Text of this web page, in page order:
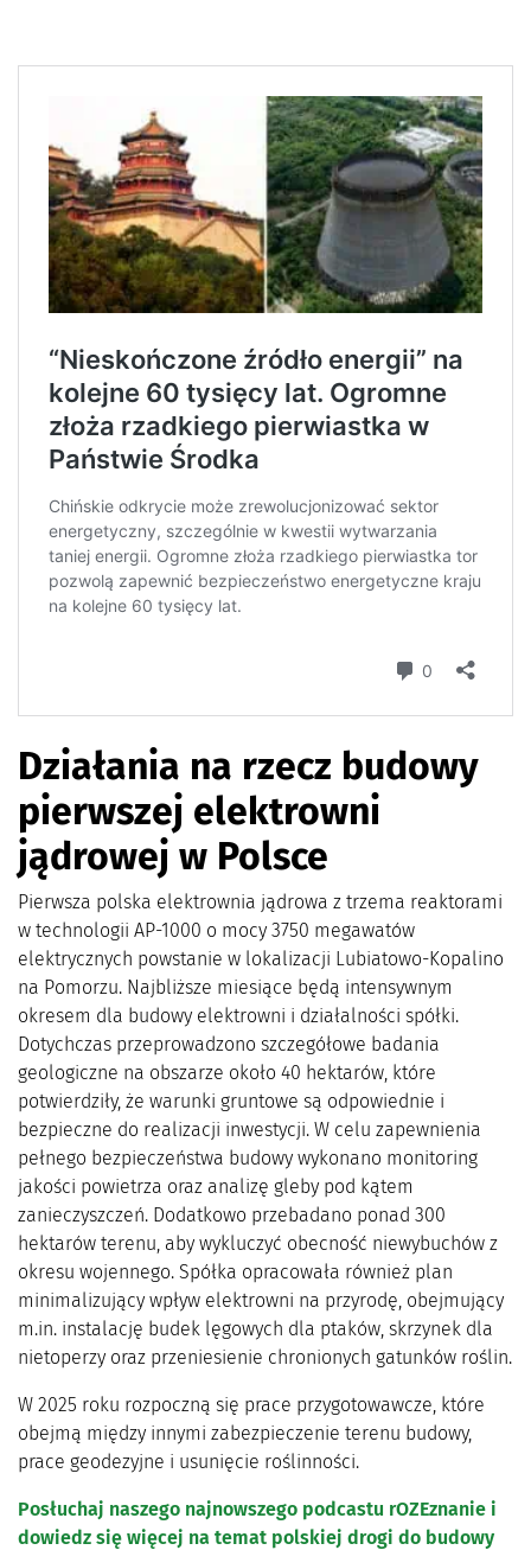
Działania na rzecz budowy
pierwszej elektrowni
jądrowej w Polsce
Pierwsza polska elektrownia jądrowa z trzema reaktorami
w technologii AP-1000 o mocy 3750 megawatów
elektrycznych powstanie w lokalizacji Lubiatowo-Kopalino
na Pomorzu. Najbliższe miesiące będą intensywnym
okresem dla budowy elektrowni i działalności spółki.
Dotychczas przeprowadzono szczegółowe badania
geologiczne na obszarze około 40 hektarów, które
potwierdziły, że warunki gruntowe są odpowiednie i
bezpieczne do realizacji inwestycji. W celu zapewnienia
pełnego bezpieczeństwa budowy wykonano monitoring
jakości powietrza oraz analizę gleby pod kątem
zanieczyszczeń. Dodatkowo przebadano ponad 300
hektarów terenu, aby wykluczyć obecność niewybuchów z
okresu wojennego. Spółka opracowała również plan
minimalizujący wpływ elektrowni na przyrodę, obejmujący
m.in. instalację budek lęgowych dla ptaków, skrzynek dla
nietoperzy oraz przeniesienie chronionych gatunków roślin.
W 2025 roku rozpoczną się prace przygotowawcze, które
obejmą między innymi zabezpieczenie terenu budowy,
prace geodezyjne i usunięcie roślinności.
Posłuchaj naszego najnowszego podcastu rOZEznanie i
dowiedz się więcej na temat polskiej drogi do budowy